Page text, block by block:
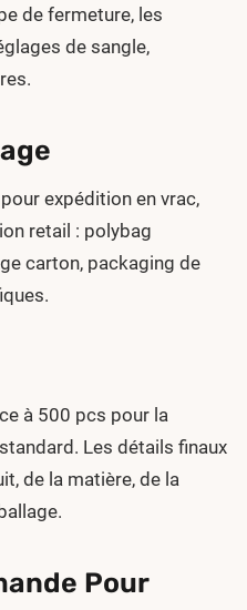
de fermeture, les
de sangle,
expédition en vrac,
retail : polybag
carton, packaging de
à 500 pcs pour la
Les détails finaux
de la matière, de la
Pour